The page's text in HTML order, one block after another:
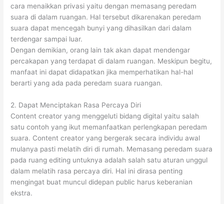
cara menaikkan privasi yaitu dengan memasang peredam
suara di dalam ruangan. Hal tersebut dikarenakan peredam
suara dapat mencegah bunyi yang dihasilkan dari dalam
terdengar sampai luar.
Dengan demikian, orang lain tak akan dapat mendengar
percakapan yang terdapat di dalam ruangan. Meskipun begitu,
manfaat ini dapat didapatkan jika memperhatikan hal-hal
berarti yang ada pada peredam suara ruangan.
2. Dapat Menciptakan Rasa Percaya Diri
Content creator yang menggeluti bidang digital yaitu salah
satu contoh yang ikut memanfaatkan perlengkapan peredam
suara. Content creator yang bergerak secara individu awal
mulanya pasti melatih diri di rumah. Memasang peredam suara
pada ruang editing untuknya adalah salah satu aturan unggul
dalam melatih rasa percaya diri. Hal ini dirasa penting
mengingat buat muncul didepan public harus keberanian
ekstra.